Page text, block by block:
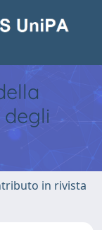
in rivista